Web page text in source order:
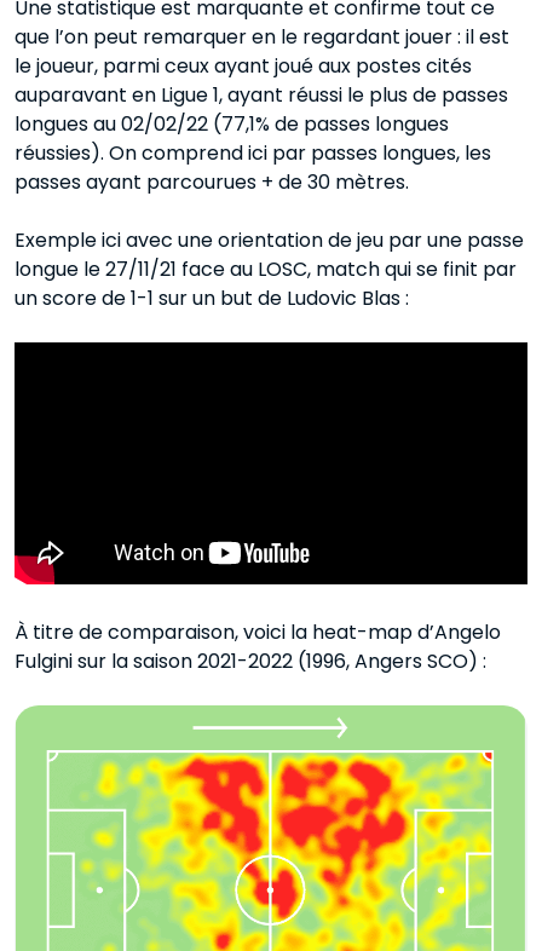
Une statistique est marquante et confirme tout ce
que l’on peut remarquer en le regardant jouer : il est
le joueur, parmi ceux ayant joué aux postes cités
auparavant en Ligue 1, ayant réussi le plus de passes
longues au 02/02/22 (77,1% de passes longues
réussies). On comprend ici par passes longues, les
passes ayant parcourues + de 30 mètres.
Exemple ici avec une orientation de jeu par une passe
longue le 27/11/21 face au LOSC, match qui se finit par
un score de 1-1 sur un but de Ludovic Blas :
À titre de comparaison, voici la heat-map d’Angelo
Fulgini sur la saison 2021-2022 (1996, Angers SCO) :